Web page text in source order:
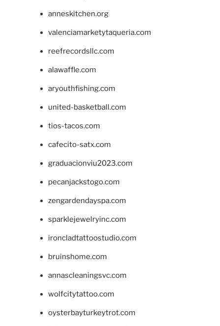
anneskitchen.org
valenciamarketytaqueria.com
reefrecordsllc.com
alawaffle.com
aryouthfishing.com
united-basketball.com
tios-tacos.com
cafecito-satx.com
graduacionviu2023.com
pecanjackstogo.com
zengardendayspa.com
sparklejewelryinc.com
ironcladtattoostudio.com
bruinshome.com
annascleaningsvc.com
wolfcitytattoo.com
oysterbayturkeytrot.com